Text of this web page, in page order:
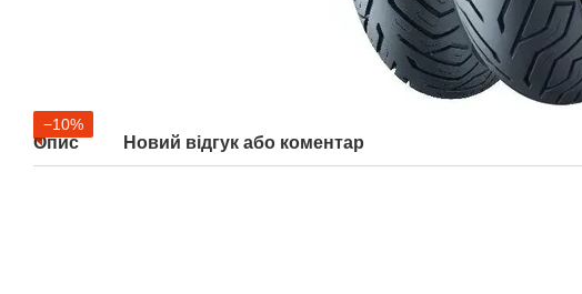
−10%
Опис Новий відгук або коментар